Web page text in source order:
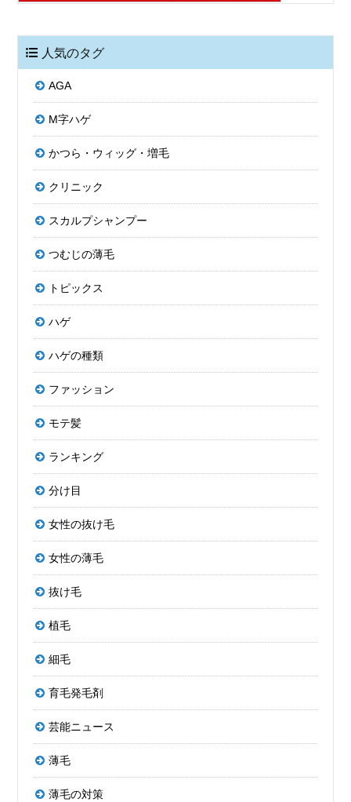
人気のタグ
AGA
M字ハゲ
かつら・ウィッグ・増毛
クリニック
スカルプシャンプー
つむじの薄毛
トピックス
ハゲ
ハゲの種類
ファッション
モテ髪
ランキング
分け目
女性の抜け毛
女性の薄毛
抜け毛
植毛
細毛
育毛発毛剤
芸能ニュース
薄毛
薄毛の対策